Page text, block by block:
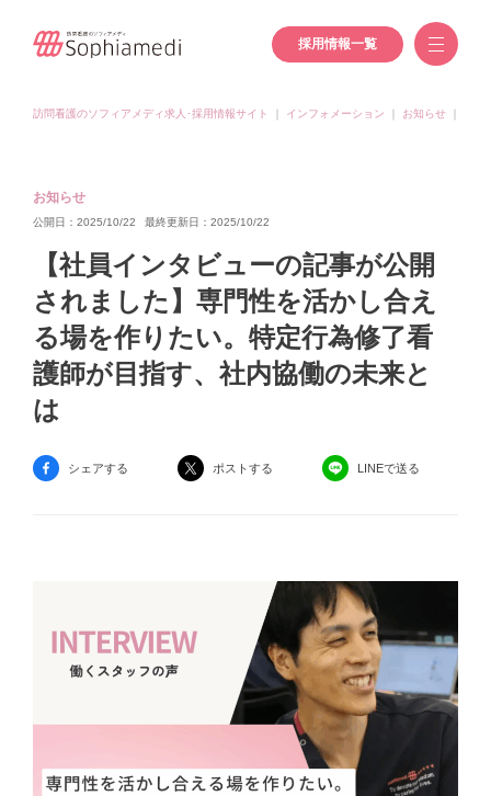
採用情報一覧
訪問看護のソフィアメディ求人･採用情報サイト インフォメーション お知らせ
お知らせ
公開日：2025/10/22 最終更新日：2025/10/22
【社員インタビューの記事が公開
されました】専門性を活かし合え
る場を作りたい。特定行為修了看
護師が目指す、社内協働の未来と
は
シェアする ポストする LINEで送る